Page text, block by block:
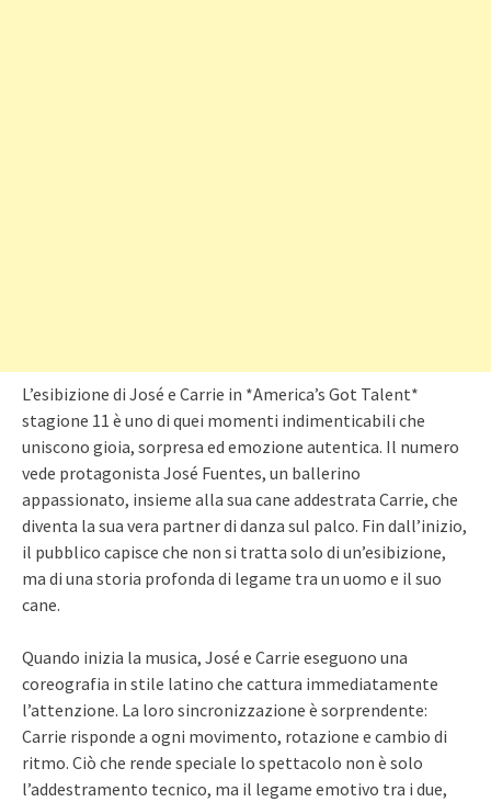
L’esibizione di José e Carrie in *America’s Got Talent*
stagione 11 è uno di quei momenti indimenticabili che
uniscono gioia, sorpresa ed emozione autentica. Il numero
vede protagonista José Fuentes, un ballerino
appassionato, insieme alla sua cane addestrata Carrie, che
diventa la sua vera partner di danza sul palco. Fin dall’inizio,
il pubblico capisce che non si tratta solo di un’esibizione,
ma di una storia profonda di legame tra un uomo e il suo
cane.
Quando inizia la musica, José e Carrie eseguono una
coreografia in stile latino che cattura immediatamente
l’attenzione. La loro sincronizzazione è sorprendente:
Carrie risponde a ogni movimento, rotazione e cambio di
ritmo. Ciò che rende speciale lo spettacolo non è solo
l’addestramento tecnico, ma il legame emotivo tra i due,